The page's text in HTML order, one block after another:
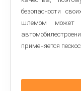
безопасности
шлемом может
применяется